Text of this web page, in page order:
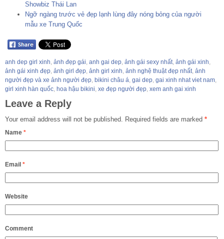
Showbiz Thái Lan
Ngỡ ngàng trước vẻ đẹp lạnh lùng đây nóng bỏng của người
mẫu xe Trung Quốc
anh dep girl xinh, ảnh đẹp gái, anh gai dep, ảnh gái sexy nhất, ảnh gái xinh,
ảnh gái xinh đẹp, ảnh girl đẹp, ảnh girl xinh, ảnh nghệ thuật đẹp nhất, ảnh
người đẹp và xe ảnh người đẹp, bikini châu á, gai dep, gai xinh nhat viet nam,
girl xinh hàn quốc, hoa hậu bikini, xe đẹp người đẹp, xem anh gai xinh
Leave a Reply
Your email address will not be published. Required fields are marked *
Name *
Email *
Website
Comment